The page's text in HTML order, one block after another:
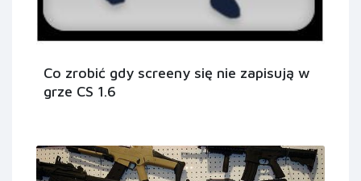
Co zrobić gdy screeny się nie zapisują w
grze CS 1.6